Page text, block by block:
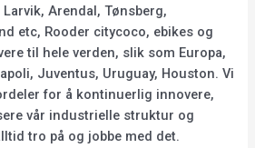
Arendal, Tønsberg,
etc, Rooder citycoco, ebikes og
til hele verden, slik som Europa,
Juventus, Uruguay, Houston. Vi
for å kontinuerlig innovere,
vår industrielle struktur og
tro på og jobbe med det.